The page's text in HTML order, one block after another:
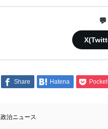
Share Hatena Pocket
政治ニュース